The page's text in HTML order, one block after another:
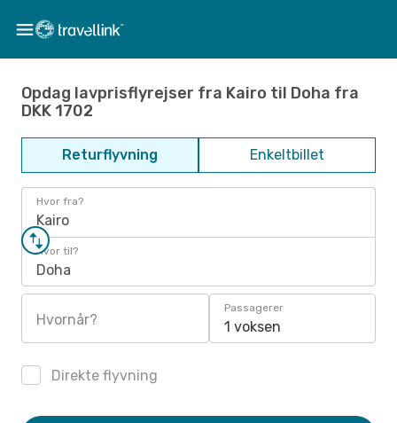
Opdag lavprisflyrejser fra Kairo til Doha fra
DKK 1702
Returflyvning Enkeltbillet
Hvor fra?
Kairo
Hvor til?
Doha
Hvornår?
Passagerer
1 voksen
Direkte flyvning